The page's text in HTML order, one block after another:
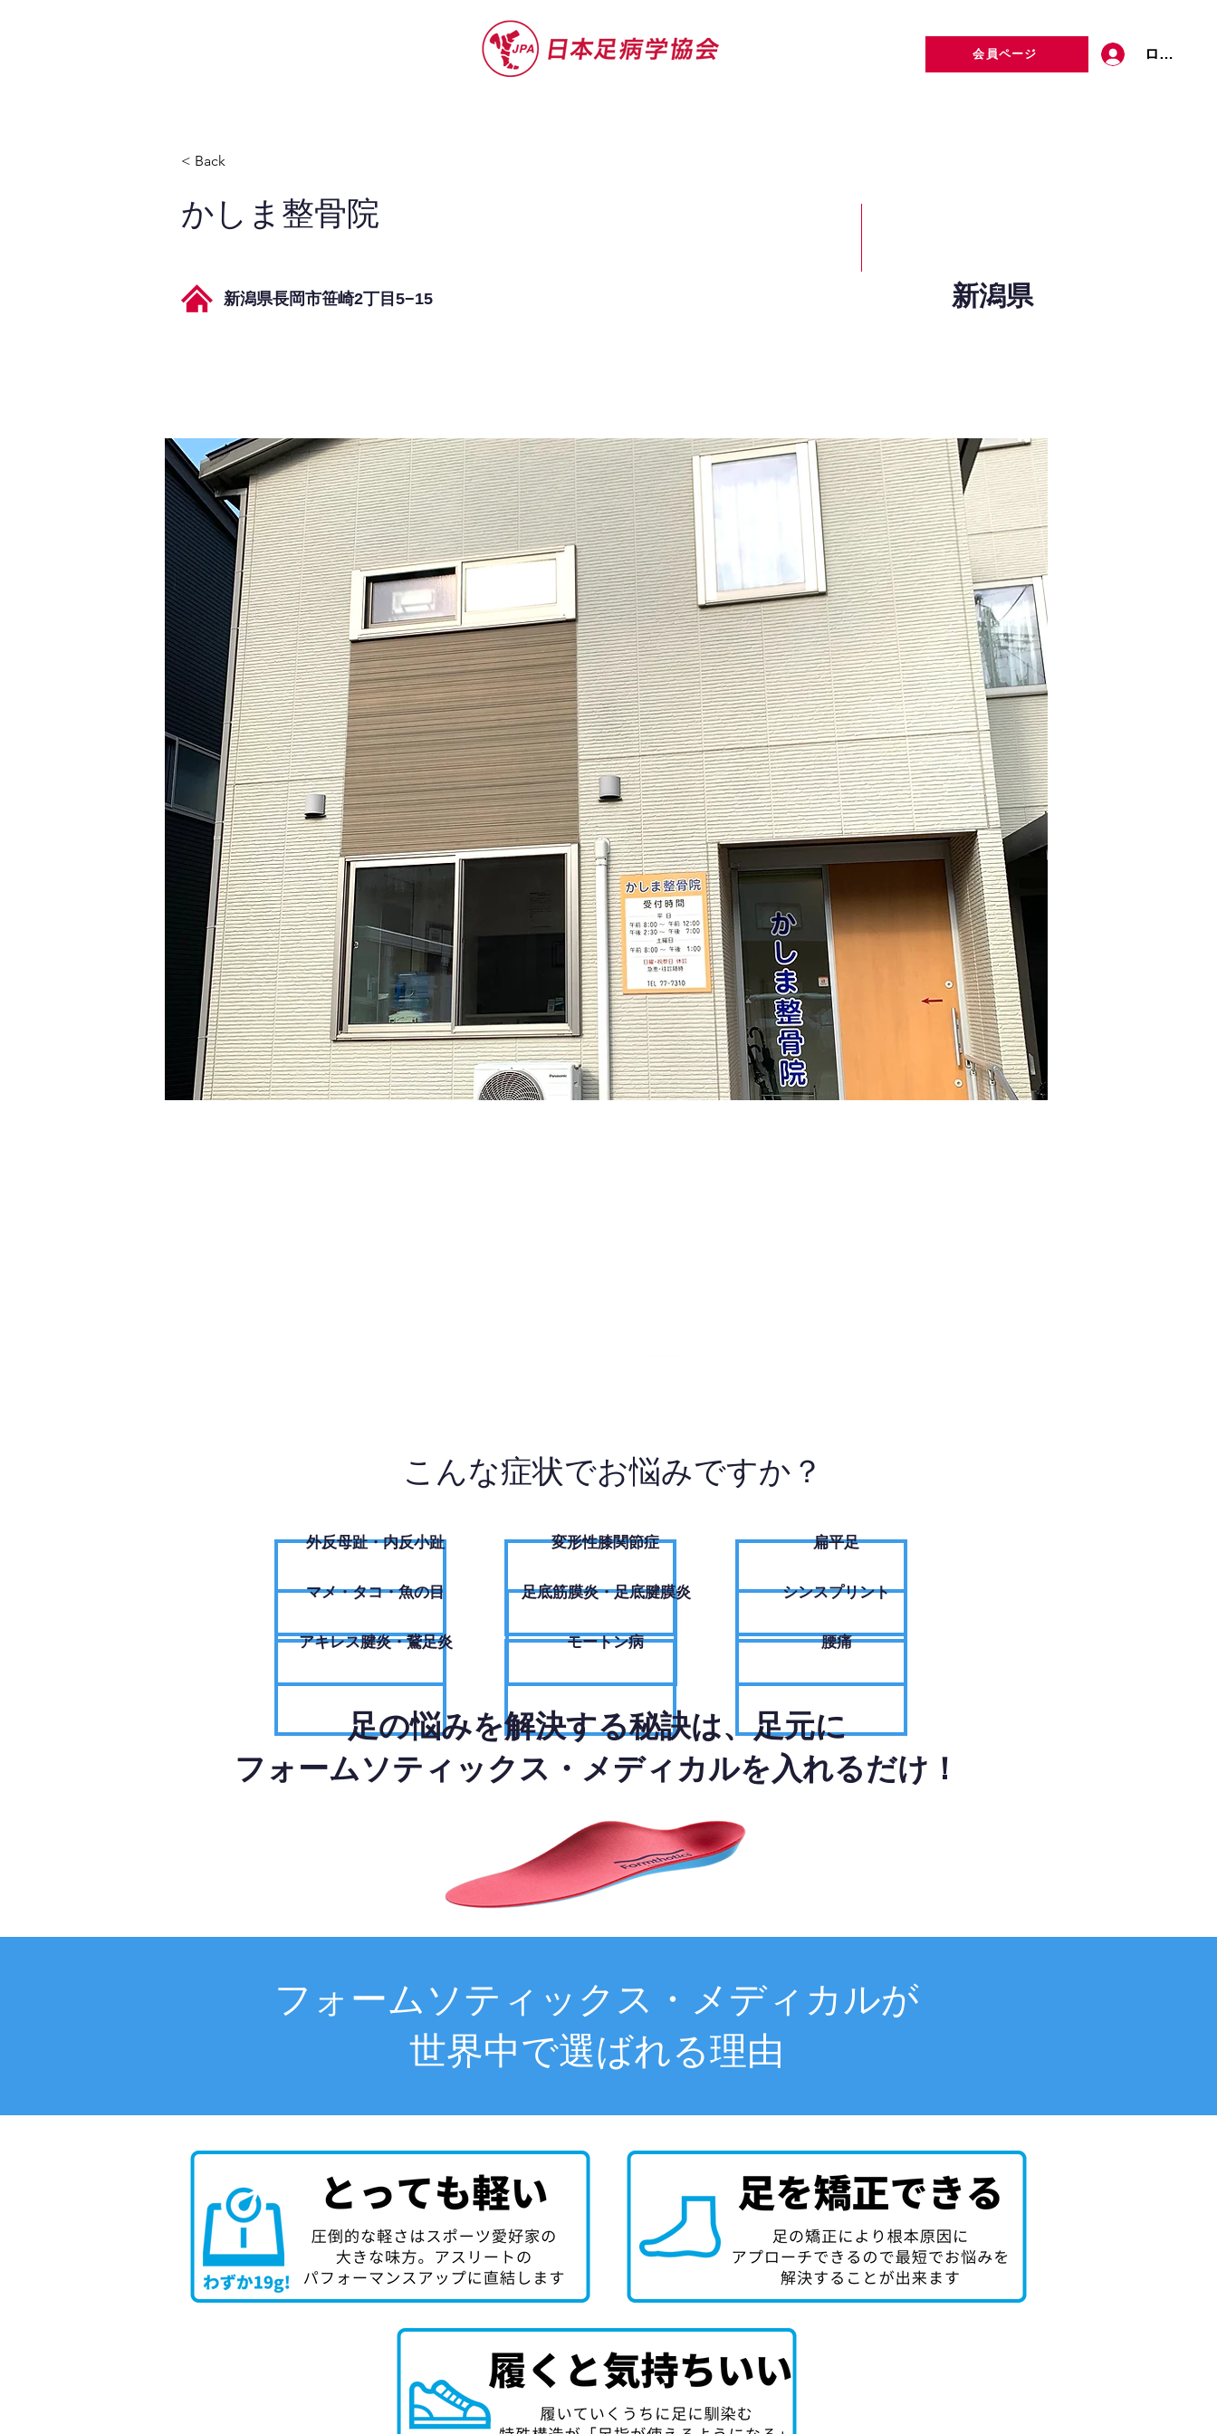
会員ページ ログイン
< Back
かしま整骨院
新潟県長岡市笹崎2丁目5−15 新潟県
こんな症状でお悩みですか？
外反母趾・内反小趾
​マメ・タコ・魚の目
アキレス腱炎・鵞足炎
変形性膝関節症
足底筋膜炎・足底腱膜炎
モートン病
扁平足
シンスプリント
腰痛
足の悩みを解決する秘訣は、足元に
フォームソティックス・メディカルを入れるだけ！
フォームソティックス・メディカルが
世界中で選ばれる理由